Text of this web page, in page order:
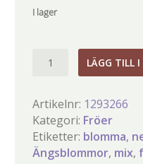
I lager
ÄngsblommorLÄGG TILL
Artikelnr: 1293266
Kategori: Fröer
Etiketter: blomma,
Ängsblommor, mix,